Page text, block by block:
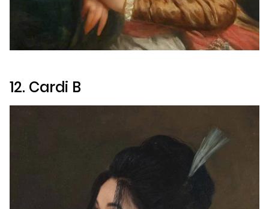
12. Cardi B